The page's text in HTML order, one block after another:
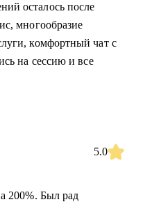
осталось после
многообразие
комфортный чат с
на сессию и все
5.0
200%. Был рад